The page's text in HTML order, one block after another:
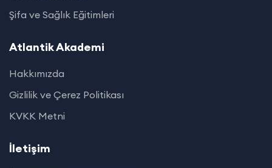
Şifa ve Sağlık Eğitimleri
Atlantik Akademi
Hakkımızda
Gizlilik ve Çerez Politikası
KVKK Metni
İletişim